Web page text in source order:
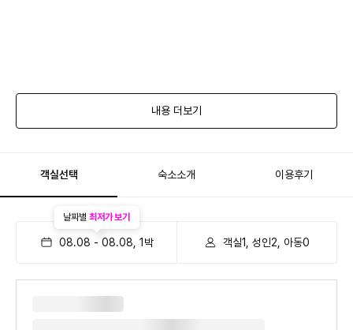
내용 더보기
객실선택 숙소소개 이용후기
08.08 - 08.08 1 박
날짜별 최저가 보기
객실1, 성인2, 아동0